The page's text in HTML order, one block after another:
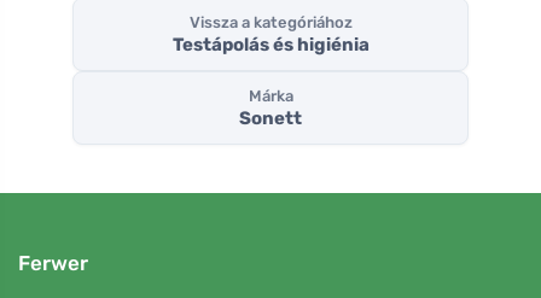
Vissza a kategóriához
Testápolás és higiénia
Márka
Sonett
Ferwer